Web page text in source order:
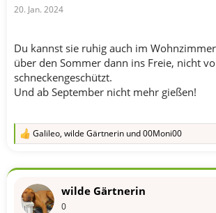
20. Jan. 2024
Du kannst sie ruhig auch im
über den Sommer dann ins Freie, nicht
schneckengeschützt.
Und ab September nicht mehr gießen!
R
k
o
Galileo, wilde Gärtnerin und00Moni00
wilde Gärtnerin
0